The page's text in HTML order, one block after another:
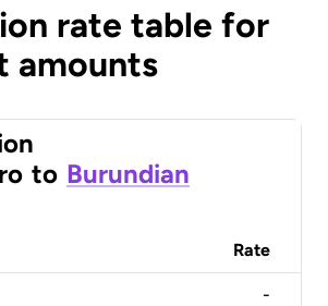
rate table for
amounts
to Burundian
Rate
-